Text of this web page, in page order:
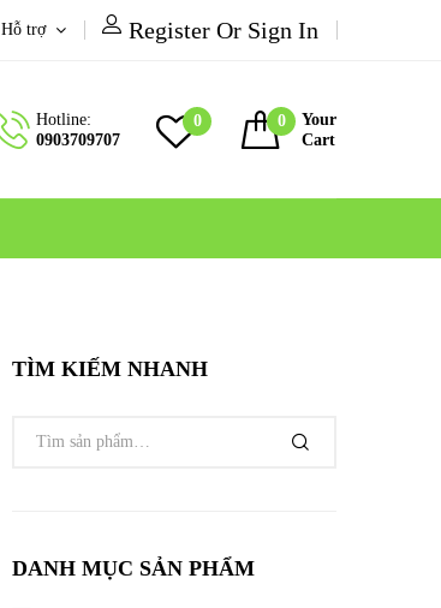
Hỗ trợ Register Or Sign In
Hotline:
0903709707
0 0
Your
Cart
TÌM KIẾM NHANH
DANH MỤC SẢN PHẨM